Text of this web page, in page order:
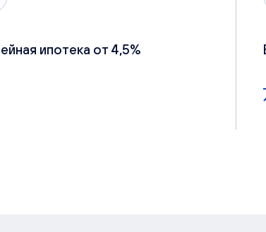
ипотека от 4,5%